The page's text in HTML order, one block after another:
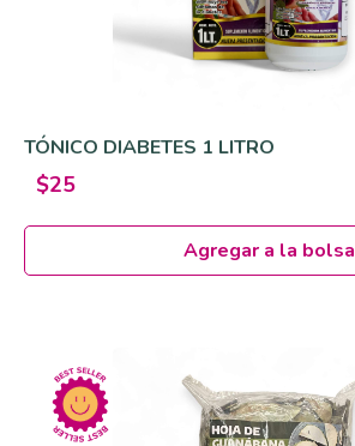
TÓNICO DIABETES 1 LITRO
$25
Agregar a la bolsa